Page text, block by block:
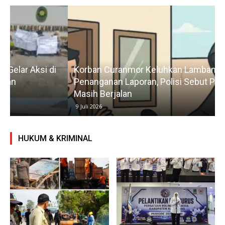
Korban Curanmor Keluhkan Lambannya
Penanganan Laporan, Polisi Sebut Penyelidikan
Masih Berjalan
HUKUM & KRIMINAL